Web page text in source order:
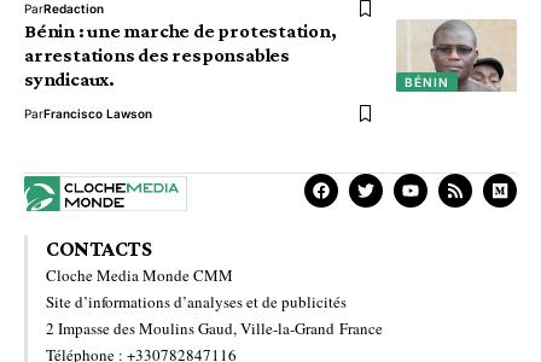
ParRedaction
BÉNIN
Bénin : une marche de protestation,
arrestations des responsables
syndicaux.
ParFrancisco Lawson
CONTACTS
Cloche Media Monde CMM
Site d’informations d’analyses et de publicités
2 Impasse des Moulins Gaud, Ville-la-Grand France
Téléphone : +330782847116